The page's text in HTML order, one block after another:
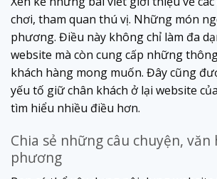
chơi, tham quan thú vị. Những món
phương. Điều này không chỉ làm đa
website mà còn cung cấp những
khách hàng mong muốn. Đây cũng
yếu tố giữ chân khách ở lại website
tìm hiểu nhiều điều hơn.
Chia sẻ những câu chuyện, văn
phương